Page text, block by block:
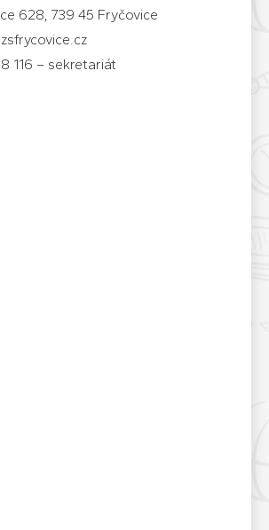
628, 739 45 Fryčovice
116 – sekretariát